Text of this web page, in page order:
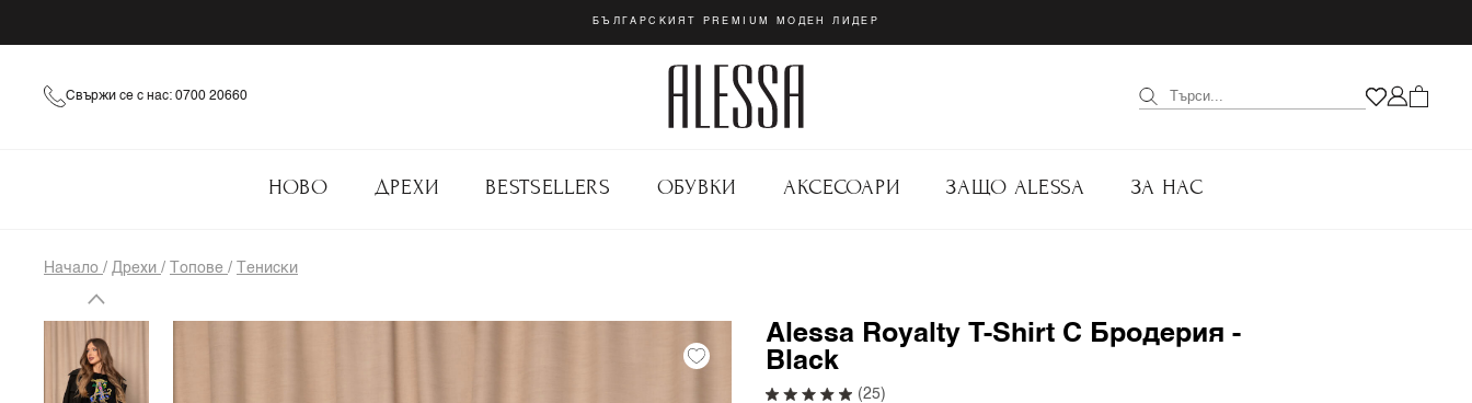
БЪЛГАРСКИЯТ PREMIUM МОДЕН ЛИДЕР
Свържи се с нас: 0700 20660
НОВО ДРЕХИ BESTSELLERS ОБУВКИ АКСЕСОАРИ ЗАЩО ALESSA ЗА НАС
Начало / Дрехи / Топове / Тениски
Alessa Royalty T-Shirt С Бродерия -
Black
(25)